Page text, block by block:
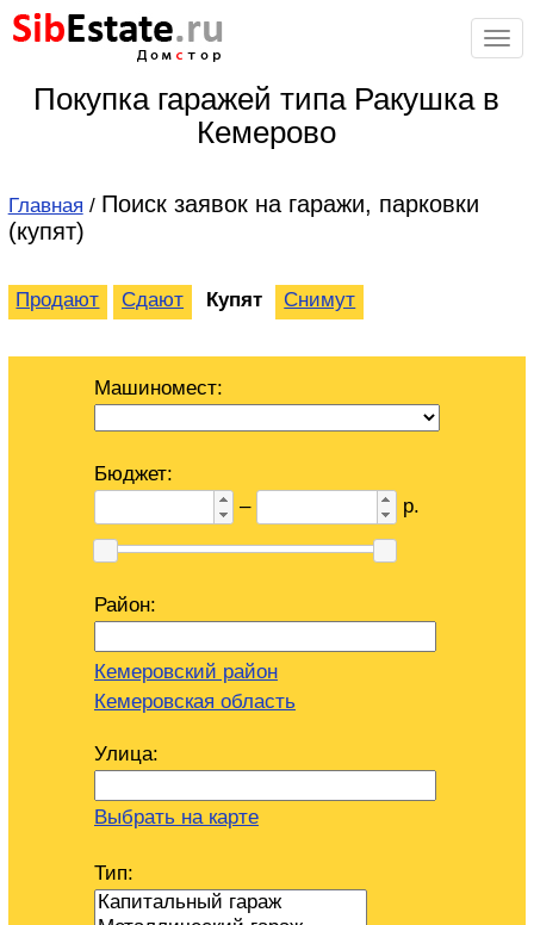
SibEstate.ru
стор
Покупка гаражей типа Ракушка в
Кемерово
Главная / Поиск заявок на гаражи, парковки
(купят)
Продают Сдают Купят Снимут
Машиномест:
Бюджет:
–
р.
Район:
Кемеровский район
Кемеровская область
Улица:
Выбрать на карте
Тип: